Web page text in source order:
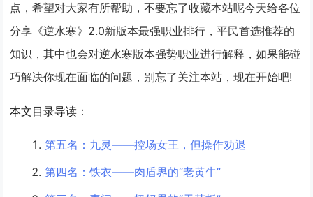
点，希望对大家有所帮助，不要忘了收藏本站呢今天给各位
分享《逆水寒》2.0新版本最强职业排行，平民首选推荐的
知识，其中也会对逆水寒版本强势职业进行解释，如果能碰
巧解决你现在面临的问题，别忘了关注本站，现在开始吧!
本文目录导读：
第五名：九灵——控场女王，但操作劝退
第四名：铁衣——肉盾界的“老黄牛”